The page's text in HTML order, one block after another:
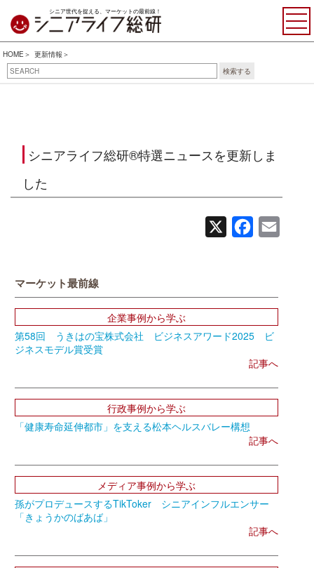
シニア世代を捉える、マーケットの最前線！
HOME
更新情報
検索する
シニアライフ総研®特選ニュースを更新しま
した
Facebook
マーケット最前線
企業事例から学ぶ
第58回 うきはの宝株式会社 ビジネスアワード2025 ビ
ジネスモデル賞受賞
記事へ
行政事例から学ぶ
「健康寿命延伸都市」を支える松本ヘルスバレー構想
記事へ
メディア事例から学ぶ
孫がプロデュースするTikToker シニアインフルエンサー
「きょうかのばあば」
記事へ